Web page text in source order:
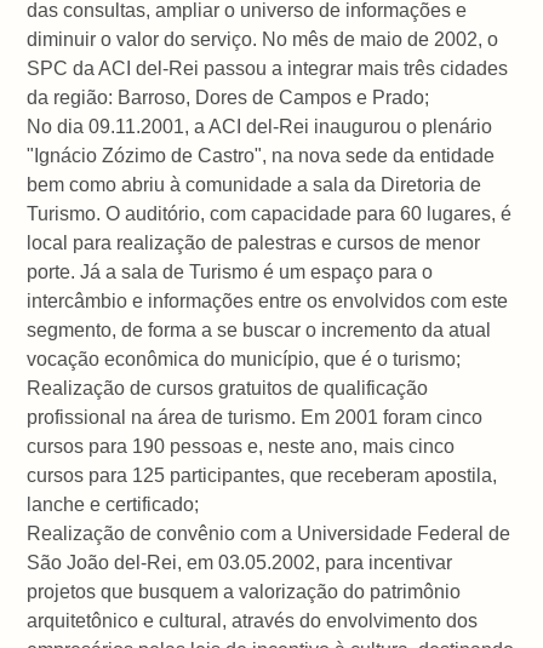
das consultas, ampliar o universo de informações e
diminuir o valor do serviço. No mês de maio de 2002, o
SPC da ACI del-Rei passou a integrar mais três cidades
da região: Barroso, Dores de Campos e Prado;
No dia 09.11.2001, a ACI del-Rei inaugurou o plenário
"Ignácio Zózimo de Castro", na nova sede da entidade
bem como abriu à comunidade a sala da Diretoria de
Turismo. O auditório, com capacidade para 60 lugares, é
local para realização de palestras e cursos de menor
porte. Já a sala de Turismo é um espaço para o
intercâmbio e informações entre os envolvidos com este
segmento, de forma a se buscar o incremento da atual
vocação econômica do município, que é o turismo;
Realização de cursos gratuitos de qualificação
profissional na área de turismo. Em 2001 foram cinco
cursos para 190 pessoas e, neste ano, mais cinco
cursos para 125 participantes, que receberam apostila,
lanche e certificado;
Realização de convênio com a Universidade Federal de
São João del-Rei, em 03.05.2002, para incentivar
projetos que busquem a valorização do patrimônio
arquitetônico e cultural, através do envolvimento dos